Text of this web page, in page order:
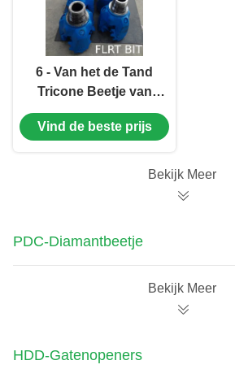
6 - Van het de Tand
Tricone Beetje van
het 26 Duimstaal de
Kegelbeetje/Rol met
Vind de beste prijs
Bekijk Meer
PDC-Diamantbeetje
Bekijk Meer
HDD-Gatenopeners